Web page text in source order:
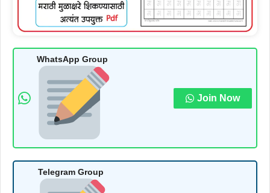
WhatsApp Group
Join Now
Telegram Group